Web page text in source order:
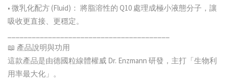
• 微乳化配方 (Fluid)： 將脂溶性的 Q10 處理成極小液態分子，讓
吸收更直接、更穩定。
📖 產品說明與功用
這款產品是由德國粒線體權威 Dr. Enzmann 研發，主打「生物利
用率最大化」。